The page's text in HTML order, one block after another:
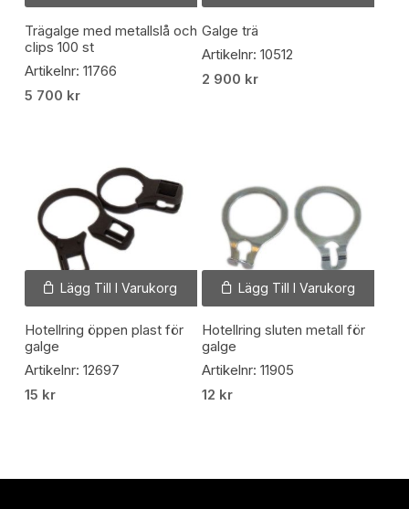
Trägalge med metallslå och
clips 100 st
Artikelnr: 11766
5 700 kr
Galge trä
Artikelnr: 10512
2 900 kr
Lägg Till I Varukorg
Hotellring öppen plast för
galge
Artikelnr: 12697
15 kr
Lägg Till I Varukorg
Hotellring sluten metall för
galge
Artikelnr: 11905
12 kr